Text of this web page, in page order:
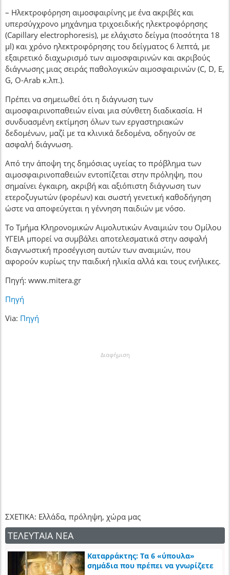
– Ηλεκτροφόρηση αιμοσφαιρίνης με ένα ακριβές και
υπερσύγχρονο μηχάνημα τριχοειδικής ηλεκτροφόρησης
(Capillary electrophoresis), με ελάχιστο δείγμα (ποσότητα 18
μl) και χρόνο ηλεκτροφόρησης του δείγματος 6 λεπτά, με
εξαιρετικό διαχωρισμό των αιμοσφαιρινών και ακριβούς
διάγνωσης μιας σειράς παθολογικών αιμοσφαιρινών (C, D, E,
G, O-Arab κ.λπ.).
Πρέπει να σημειωθεί ότι η διάγνωση των
αιμοσφαιρινοπαθειών είναι μια σύνθετη διαδικασία. Η
συνδυασμένη εκτίμηση όλων των εργαστηριακών
δεδομένων, μαζί με τα κλινικά δεδομένα, οδηγούν σε
ασφαλή διάγνωση.
Από την άποψη της δημόσιας υγείας το πρόβλημα των
αιμοσφαιρινοπαθειών εντοπίζεται στην πρόληψη, που
σημαίνει έγκαιρη, ακριβή και αξιόπιστη διάγνωση των
ετεροζυγωτών (φορέων) και σωστή γενετική καθοδήγηση
ώστε να αποφεύγεται η γέννηση παιδιών με νόσο.
Το Τμήμα Κληρονομικών Αιμολυτικών Αναιμιών του Ομίλου
ΥΓΕΙΑ μπορεί να συμβάλει αποτελεσματικά στην ασφαλή
διαγνωστική προσέγγιση αυτών των αναιμιών, που
αφορούν κυρίως την παιδική ηλικία αλλά και τους ενήλικες.
Πηγή: www.mitera.gr
Πηγή
Via: Πηγή
Διαφήμιση
ΣΧΕΤΙΚΑ: Ελλάδα, πρόληψη, χώρα μας
ΤΕΛΕΥΤΑΙΑ ΝΕΑ
Καταρράκτης: Τα 6 «ύπουλα»
σημάδια που πρέπει να γνωρίζετε